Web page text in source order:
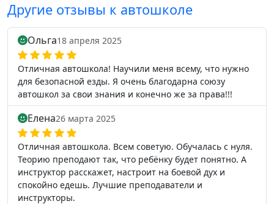
Другие отзывы к автошколе
Ольга18 апреля 2025
Отличная автошкола! Научили меня всему, что нужно
для безопасной езды. Я очень благодарна союзу
автошкол за свои знания и конечно же за права!!!
Елена26 марта 2025
Отличная автошкола. Всем советую. Обучалась с нуля.
Теорию преподают так, что ребёнку будет понятно. А
инструктор расскажет, настроит на боевой дух и
спокойно едешь. Лучшие преподаватели и
инструкторы.